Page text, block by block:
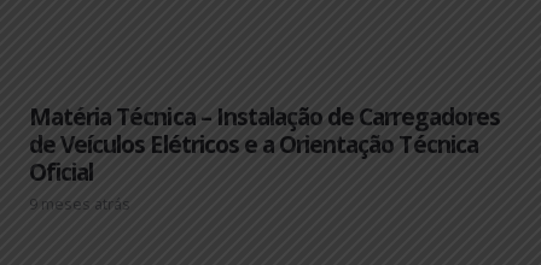
Matéria Técnica – Instalação de Carregadores
de Veículos Elétricos e a Orientação Técnica
Oficial
9 meses atrás